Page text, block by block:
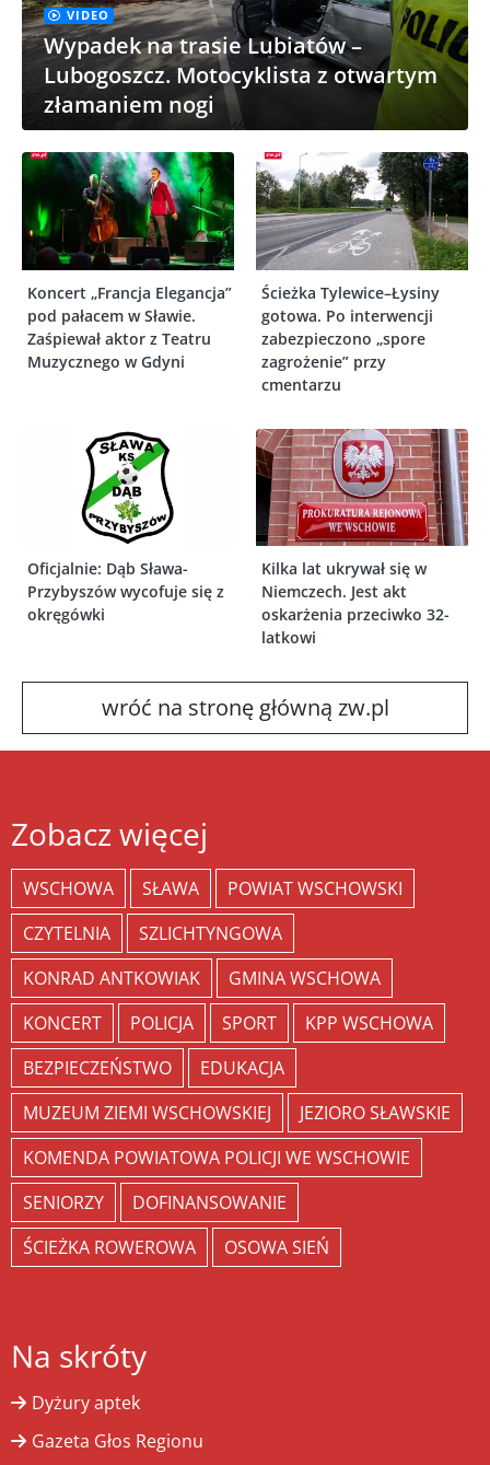
VIDEO
Wypadek na trasie Lubiatów –
Lubogoszcz. Motocyklista z otwartym
złamaniem nogi
Koncert „Francja Elegancja”
pod pałacem w Sławie.
Zaśpiewał aktor z Teatru
Muzycznego w Gdyni
Ścieżka Tylewice–Łysiny
gotowa. Po interwencji
zabezpieczono „spore
zagrożenie” przy
cmentarzu
Oficjalnie: Dąb Sława-
Przybyszów wycofuje się z
okręgówki
Kilka lat ukrywał się w
Niemczech. Jest akt
oskarżenia przeciwko 32-
latkowi
wróć na stronę główną zw.pl
Zobacz więcej
WSCHOWA SŁAWA
POWIAT WSCHOWSKI
CZYTELNIA
SZLICHTYNGOWA
KONRAD ANTKOWIAK
GMINA WSCHOWA
KONCERT
POLICJA SPORT
KPP WSCHOWA
BEZPIECZEŃSTWO
EDUKACJA
MUZEUM ZIEMI WSCHOWSKIEJ
JEZIORO SŁAWSKIE
KOMENDA POWIATOWA POLICJI WE WSCHOWIE
SENIORZY
DOFINANSOWANIE
ŚCIEŻKA ROWEROWA
OSOWA SIEŃ
Na skróty
Dyżury aptek
Gazeta Głos Regionu